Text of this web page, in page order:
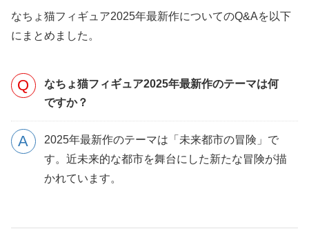
なちょ猫フィギュア2025年最新作についてのQ&Aを以下
にまとめました。
なちょ猫フィギュア2025年最新作のテーマは何
ですか？
2025年最新作のテーマは「未来都市の冒険」で
す。近未来的な都市を舞台にした新たな冒険が描
かれています。